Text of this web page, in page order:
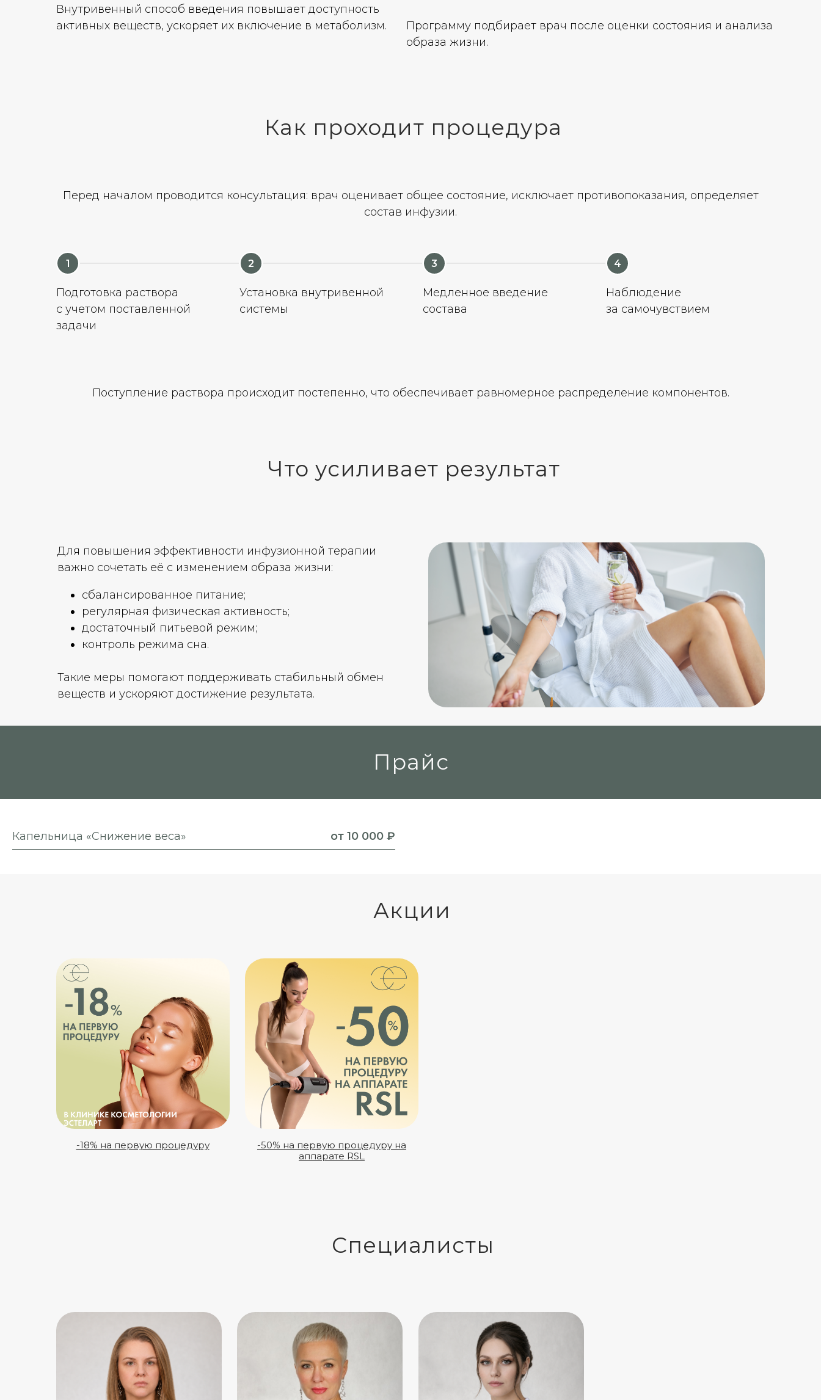
Внутривенный способ введения повышает доступность
активных веществ, ускоряет их включение в метаболизм.
Программу подбирает врач после оценки состояния и анализа
образа жизни.
Как проходит процедура
Перед началом проводится консультация: врач оценивает общее состояние, исключает противопоказания, определяет
состав инфузии.
Подготовка раствора
с учетом поставленной
задачи
Установка внутривенной
системы
Медленное введение
состава
Наблюдение
за самочувствием
Поступление раствора происходит постепенно, что обеспечивает равномерное распределение компонентов.
Что усиливает результат
Для повышения эффективности инфузионной терапии
важно сочетать её с изменением образа жизни:
сбалансированное питание;
регулярная физическая активность;
достаточный питьевой режим;
контроль режима сна.
Такие меры помогают поддерживать стабильный обмен
веществ и ускоряют достижение результата.
Прайс
Капельница «Снижение веса» от 10 000 ₽
Акции
-18% на первую процедуру
-50% на первую процедуру на
аппарате RSL
Специалисты